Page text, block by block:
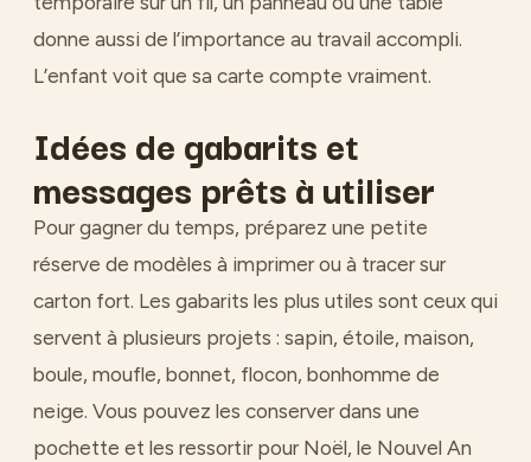
donne aussi de l’importance au travail accompli.
L’enfant voit que sa carte compte vraiment.
Idées de gabarits et
messages prêts à utiliser
Pour gagner du temps, préparez une petite
réserve de modèles à imprimer ou à tracer sur
carton fort. Les gabarits les plus utiles sont ceux qui
servent à plusieurs projets : sapin, étoile, maison,
boule, moufle, bonnet, flocon, bonhomme de
neige. Vous pouvez les conserver dans une
pochette et les ressortir pour Noël, le Nouvel An